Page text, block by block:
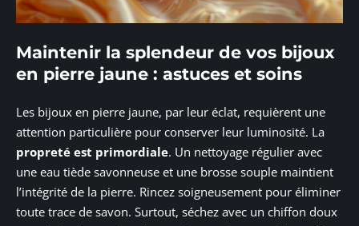
Maintenir la splendeur de vos bijoux
en pierre jaune : astuces et soins
Les bijoux en pierre jaune, par leur éclat, requièrent une
attention particulière pour conserver leur luminosité. La
propreté est primordiale. Un nettoyage régulier avec
une eau tiède savonneuse et une brosse souple maintient
l’intégrité de la pierre. Rincez soigneusement pour éliminer
toute trace de savon. Surtout, séchez avec un chiffon doux